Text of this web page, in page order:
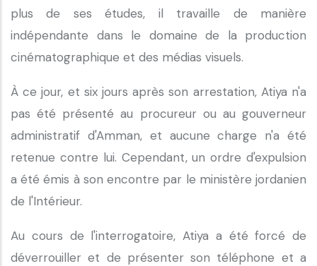
plus de ses études, il travaille de manière
indépendante dans le domaine de la production
cinématographique et des médias visuels.
À ce jour, et six jours après son arrestation, Atiya n'a
pas été présenté au procureur ou au gouverneur
administratif d'Amman, et aucune charge n'a été
retenue contre lui. Cependant, un ordre d'expulsion
a été émis à son encontre par le ministère jordanien
de l'Intérieur.
Au cours de l'interrogatoire, Atiya a été forcé de
déverrouiller et de présenter son téléphone et a